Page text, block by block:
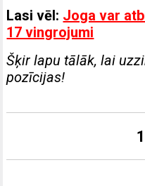
Lasi vēl: Joga var
17 vingrojumi
Šķir lapu tālāk, lai
pozīcijas!